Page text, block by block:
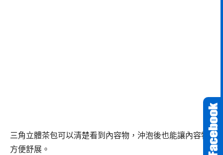
三角立體茶包可以清楚看到內容物，沖泡後也能讓內容物
方便舒展。